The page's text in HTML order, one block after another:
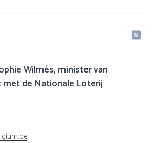
Wilmès, minister van
de Nationale Loterij